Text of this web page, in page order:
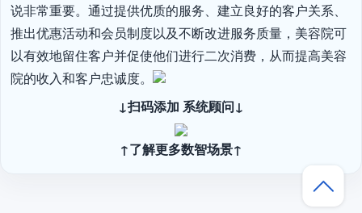
说非常重要。通过提供优质的服务、建立良好的客户关系、
推出优惠活动和会员制度以及不断改进服务质量，美容院可
以有效地留住客户并促使他们进行二次消费，从而提高美容
院的收入和客户忠诚度。
↓扫码添加 系统顾问↓
↑了解更多数智场景↑